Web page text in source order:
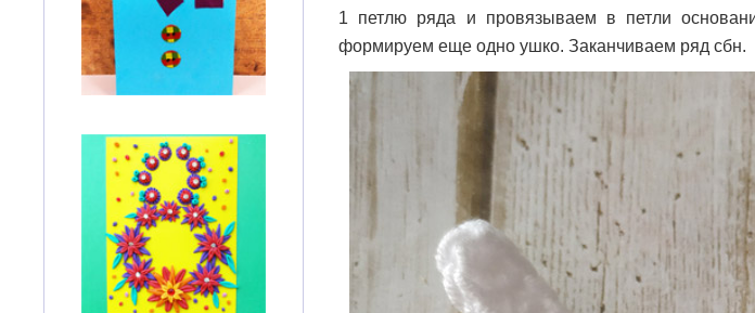
1 петлю ряда и провязываем в петли
формируем еще одно ушко. Заканчиваем ряд сбн.